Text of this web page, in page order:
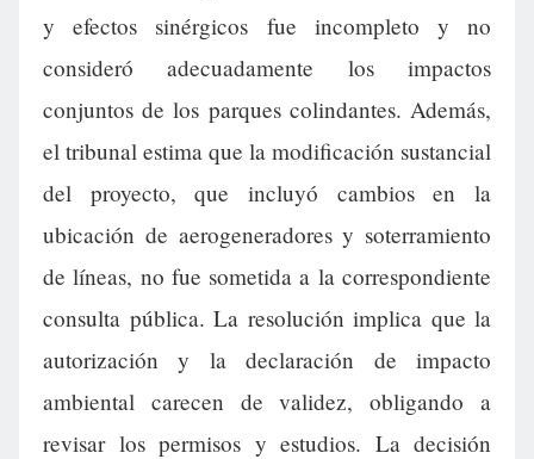
y efectos sinérgicos fue incompleto y no
consideró adecuadamente los impactos
conjuntos de los parques colindantes. Además,
el tribunal estima que la modificación sustancial
del proyecto, que incluyó cambios en la
ubicación de aerogeneradores y soterramiento
de líneas, no fue sometida a la correspondiente
consulta pública. La resolución implica que la
autorización y la declaración de impacto
ambiental carecen de validez, obligando a
revisar los permisos y estudios. La decisión